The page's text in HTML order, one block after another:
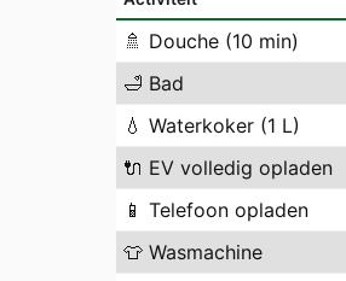
🚿 Douche (10 min)
🛁 Bad
💧 Waterkoker (1 L)
🔌 EV volledig opladen
📱 Telefoon opladen
👕 Wasmachine